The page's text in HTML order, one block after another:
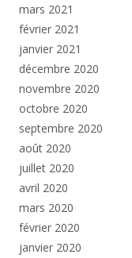
mars 2021
février 2021
janvier 2021
décembre 2020
novembre 2020
octobre 2020
septembre 2020
août 2020
juillet 2020
avril 2020
mars 2020
février 2020
janvier 2020